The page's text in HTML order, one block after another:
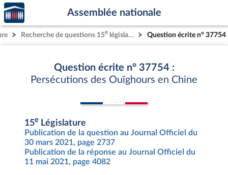
Aller au contenu
Aller en bas de la page
Accèder
à la
page
d'accueil
Assemblée nationale
Recherche de questions 15e législature Question écrite n° 37754
Question écrite n° 37754 :
Persécutions des Ouïghours en Chine
15e Législature
Publication de la question au Journal Officiel du
30 mars 2021, page 2737
Publication de la réponse au Journal Officiel du
11 mai 2021, page 4082